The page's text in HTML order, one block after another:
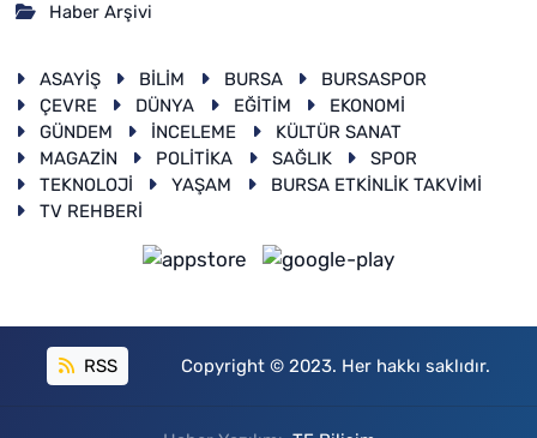
Haber Arşivi
ASAYİŞ BİLİM BURSA
BURSASPOR
ÇEVRE
DÜNYA EĞİTİM
EKONOMİ
GÜNDEM
İNCELEME
KÜLTÜR SANAT
MAGAZİN
POLİTİKA SAĞLIK
SPOR
TEKNOLOJİ
YAŞAM
BURSA ETKİNLİK TAKVİMİ
TV REHBERİ
RSS Copyright © 2023. Her hakkı saklıdır.